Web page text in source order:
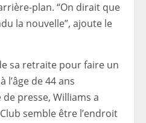
plan. “On dirait que
la nouvelle”, ajoute le
sa retraite pour faire un
l’âge de 44 ans
presse, Williams a
semble être l’endroit